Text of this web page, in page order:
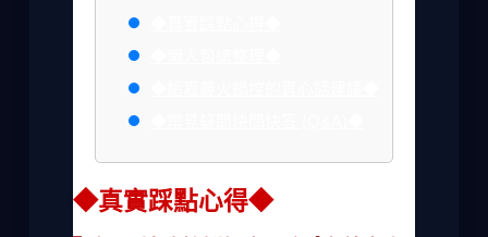
◆真實踩點心得◆